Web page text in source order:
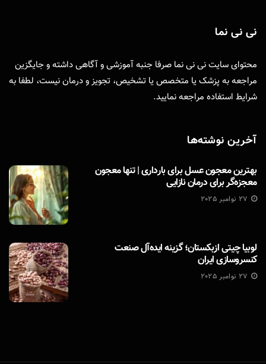
نی نی نما
محتوای سایت نی نی نما صرفا جنبه آموزشی و آگاهی داشته و جایگزین
مراجعه به پزشک یا متخصص یا تشخیص، تجویز و درمان نیست، لطفا به
شرایط استفاده مراجعه نمایید.
آخرین نوشته‌ها
بهترین معجون عسل برای بارداری | تنها معجون
معجزه‌گر برای درمان نازایی
27 نوامبر 2025
لوبیا چیتی ازبکستان؛ گزینه ایده‌آل صنعت
کنسروسازی ایران
27 نوامبر 2025